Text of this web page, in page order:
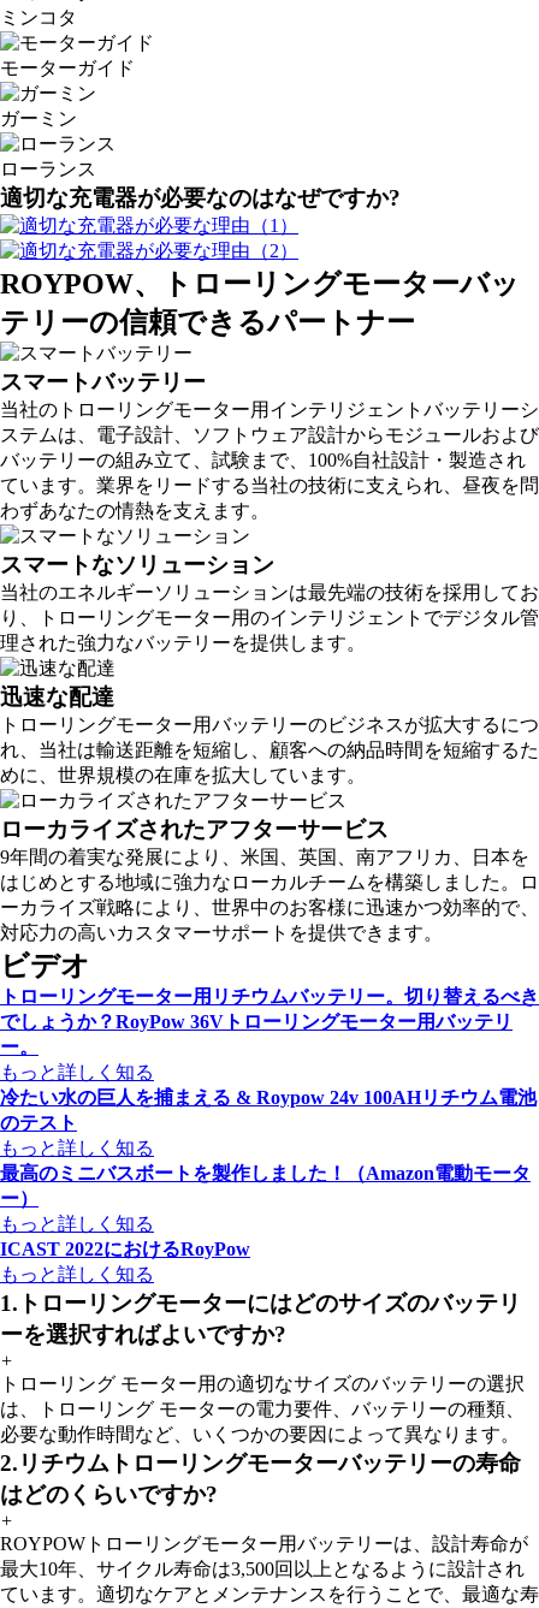
ミンコタ
モーターガイド
ガーミン
ローランス
適切な充電器が必要なのはなぜですか?
ROYPOW、トローリングモーターバッ
テリーの信頼できるパートナー
スマートバッテリー
当社のトローリングモーター用インテリジェントバッテリーシ
ステムは、電子設計、ソフトウェア設計からモジュールおよび
バッテリーの組み立て、試験まで、100%自社設計・製造され
ています。業界をリードする当社の技術に支えられ、昼夜を問
わずあなたの情熱を支えます。
スマートなソリューション
当社のエネルギーソリューションは最先端の技術を採用してお
り、トローリングモーター用のインテリジェントでデジタル管
理された強力なバッテリーを提供します。
迅速な配達
トローリングモーター用バッテリーのビジネスが拡大するにつ
れ、当社は輸送距離を短縮し、顧客への納品時間を短縮するた
めに、世界規模の在庫を拡大しています。
ローカライズされたアフターサービス
9年間の着実な発展により、米国、英国、南アフリカ、日本を
はじめとする地域に強力なローカルチームを構築しました。ロ
ーカライズ戦略により、世界中のお客様に迅速かつ効率的で、
対応力の高いカスタマーサポートを提供できます。
ビデオ
トローリングモーター用リチウムバッテリー。切り替えるべき
でしょうか？RoyPow 36Vトローリングモーター用バッテリ
ー。
もっと詳しく知る
冷たい水の巨人を捕まえる & Roypow 24v 100AHリチウム電池
のテスト
もっと詳しく知る
最高のミニバスボートを製作しました！（Amazon電動モータ
ー）
もっと詳しく知る
ICAST 2022におけるRoyPow
もっと詳しく知る
1.トローリングモーターにはどのサイズのバッテリ
ーを選択すればよいですか?
+
トローリング モーター用の適切なサイズのバッテリーの選択
は、トローリング モーターの電力要件、バッテリーの種類、
必要な動作時間など、いくつかの要因によって異なります。
2.リチウムトローリングモーターバッテリーの寿命
はどのくらいですか?
+
ROYPOWトローリングモーター用バッテリーは、設計寿命が
最大10年、サイクル寿命は3,500回以上となるように設計され
ています。適切なケアとメンテナンスを行うことで、最適な寿